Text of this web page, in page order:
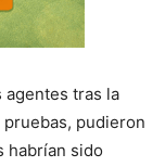
agentes tras la
pudieron
habrían sido